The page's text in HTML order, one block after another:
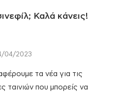
Καλά κάνεις!
04/2023
τα νέα για τις
ταινιών που μπορείς να